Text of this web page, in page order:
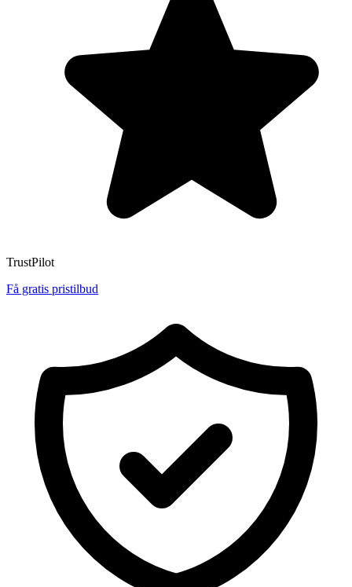
TrustPilot
Få gratis pristilbud